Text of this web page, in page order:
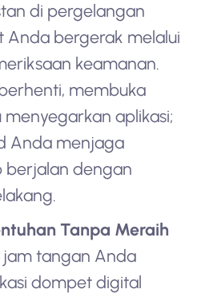
di pergelangan
Anda bergerak melalui
keamanan.
membuka
menyegarkan aplikasi;
Anda menjaga
dengan
Tanpa Meraih
jam tangan Anda
dompet digital